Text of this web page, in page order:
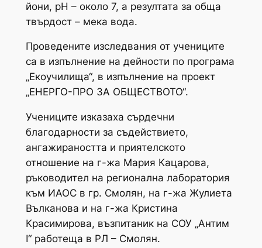
йони, рН – около 7, а резултата за обща
твърдост – мека вода.
Проведените изследвания от учениците
са в изпълнение на дейности по програма
„Екоучилища“, в изпълнение на проект
„ЕНЕРГО-ПРО ЗА ОБЩЕСТВОТО“.
Учениците изказаха сърдечни
благодарности за съдействието,
ангажираността и приятелското
отношение на г-жа Мария Кацарова,
ръководител на регионална лаборатория
към ИАОС в гр. Смолян, на г-жа Жулиета
Вълканова и на г-жа Кристина
Красимирова, възпитаник на СОУ „Антим
I“ работеща в РЛ – Смолян.